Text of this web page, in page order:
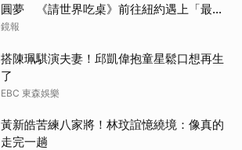
IU《
柳樂
圓夢 《請世界吃桌》前往紐約遇上「最多
限制」
鏡報
搭陳珮騏演夫妻！邱凱偉抱童星鬆口想再生
了
EBC 東森娛樂
黃新皓苦練八家將！林玟誼憶繞境：像真的
走完一趟